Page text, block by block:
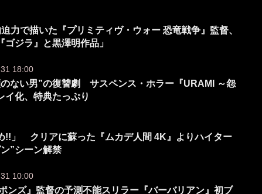
力で描いた『プリミティヴ・ウォー 恐竜戦争』監督、
ジラ』と黒澤明作品」
18:00
のない男”の復讐劇 サスペンス・ホラー『URAMI ～怨
イ化、特典たっぷり
!!」 クリアに蘇った『ムカデ人間 4K』よりハイター
”シーン解禁
10:00
ンズ』監督の予測不能スリラー『バーバリアン』初ブ